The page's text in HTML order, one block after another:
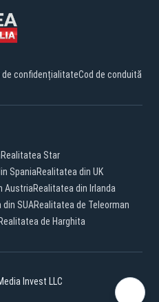
de confidențialitateCod de conduită
Realitatea Star
SpaniaRealitatea din UK
AustriaRealitatea din Irlanda
din SUARealitatea de Teleorman
Realitatea de Harghita
Invest LLC